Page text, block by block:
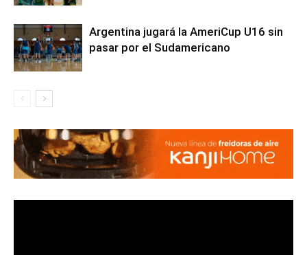
Argentina jugará la AmeriCup U16 sin
pasar por el Sudamericano